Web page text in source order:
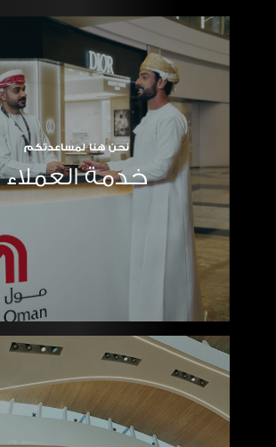
نحن هنا لمساعدتكم
خدمة العملاء